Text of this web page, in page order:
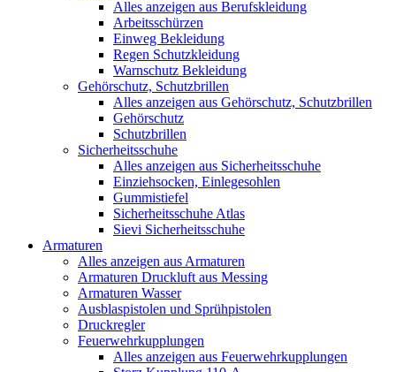
Alles anzeigen aus Berufskleidung
Arbeitsschürzen
Einweg Bekleidung
Regen Schutzkleidung
Warnschutz Bekleidung
Gehörschutz, Schutzbrillen
Alles anzeigen aus Gehörschutz, Schutzbrillen
Gehörschutz
Schutzbrillen
Sicherheitsschuhe
Alles anzeigen aus Sicherheitsschuhe
Einziehsocken, Einlegesohlen
Gummistiefel
Sicherheitsschuhe Atlas
Sievi Sicherheitsschuhe
Armaturen
Alles anzeigen aus Armaturen
Armaturen Druckluft aus Messing
Armaturen Wasser
Ausblaspistolen und Sprühpistolen
Druckregler
Feuerwehrkupplungen
Alles anzeigen aus Feuerwehrkupplungen